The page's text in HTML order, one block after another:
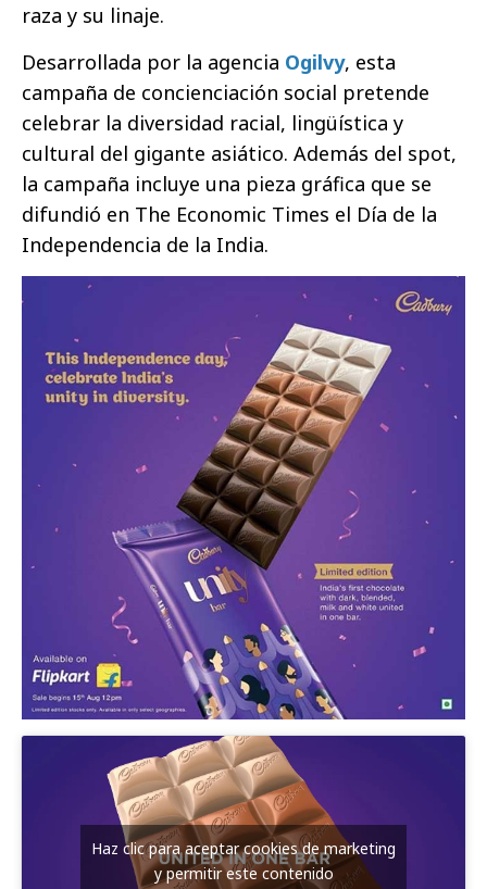
raza y su linaje.
Desarrollada por la agencia Ogilvy, esta
campaña de concienciación social pretende
celebrar la diversidad racial, lingüística y
cultural del gigante asiático. Además del spot,
la campaña incluye una pieza gráfica que se
difundió en The Economic Times el Día de la
Independencia de la India.
Haz clic para aceptar cookies de marketing
y permitir este contenido